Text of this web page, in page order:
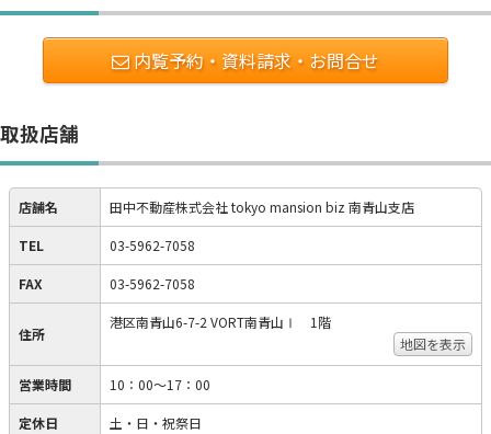
内覧予約・資料請求・お問合せ
取扱店舗
店舗名 田中不動産株式会社 tokyo mansion biz 南青山支店
TEL 03-5962-7058
FAX 03-5962-7058
住所
港区南青山6-7-2 VORT南青山Ⅰ 1階
地図を表示
営業時間 10：00〜17：00
定休日 土・日・祝祭日